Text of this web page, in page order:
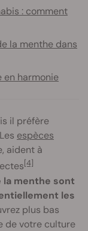
: comment
la menthe dans
en harmonie
il préfère
espèces
aident à
[4]
la menthe sont
les
plus bas
de votre culture